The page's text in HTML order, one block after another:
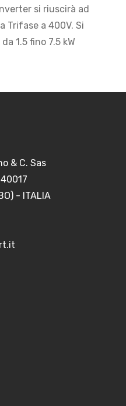
si riuscirà ad
Trifase a 400V. Si
1.5 fino 7.5 kW
& C. Sas
- ITALIA